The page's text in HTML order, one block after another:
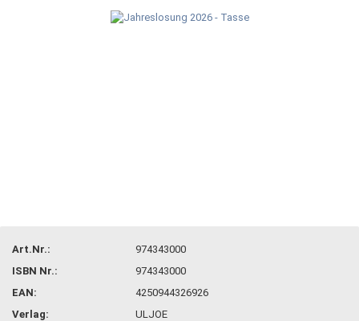
Art.Nr.:
974343000
ISBN Nr.:
974343000
EAN:
4250944326926
Verlag:
ULJOE